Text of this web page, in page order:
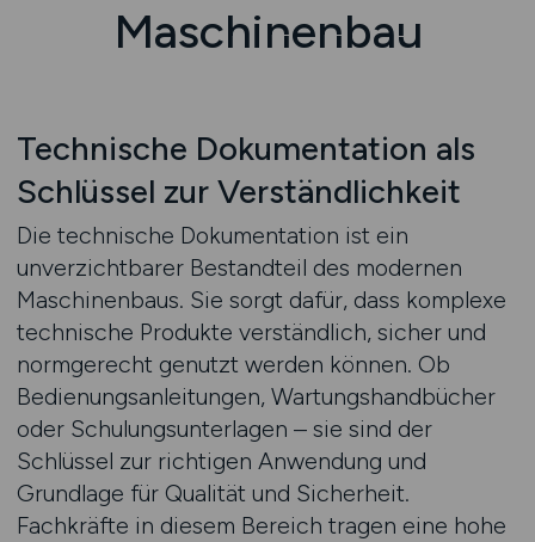
Maschinenbau
Technische Dokumentation als
Schlüssel zur Verständlichkeit
Die technische Dokumentation ist ein
unverzichtbarer Bestandteil des modernen
Maschinenbaus. Sie sorgt dafür, dass komplexe
technische Produkte verständlich, sicher und
normgerecht genutzt werden können. Ob
Bedienungsanleitungen, Wartungshandbücher
oder Schulungsunterlagen – sie sind der
Schlüssel zur richtigen Anwendung und
Grundlage für Qualität und Sicherheit.
Fachkräfte in diesem Bereich tragen eine hohe